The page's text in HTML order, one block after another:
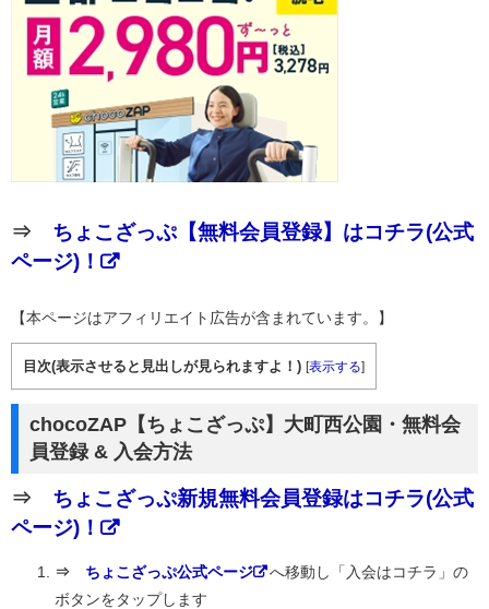
⇒ ちょこざっぷ【無料会員登録】はコチラ(公式
ページ)！
【本ページはアフィリエイト広告が含まれています。】
目次(表示させると見出しが見られますよ！) [表示する]
chocoZAP【ちょこざっぷ】大町西公園・無料会
員登録 & 入会方法
⇒ ちょこざっぷ新規無料会員登録はコチラ(公式
ページ)！
⇒ ちょこざっぷ公式ページ
へ移動し「入会はコチラ」の
ボタンをタップします